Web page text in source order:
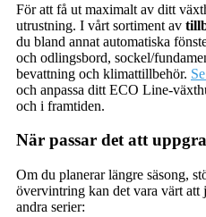
För att få ut maximalt av ditt
utrustning. I vårt sortiment av
du bland annat automatiska
och odlingsbord, sockel/
bevattning och klimattillbehör.
och anpassa ditt ECO Line-
och i framtiden.
När passar det att
Om du planerar längre säsong,
övervintring kan det vara värt
andra serier: